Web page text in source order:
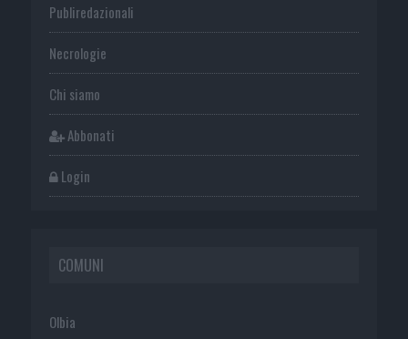
Publiredazionali
Necrologie
Chi siamo
Abbonati
Login
COMUNI
Olbia